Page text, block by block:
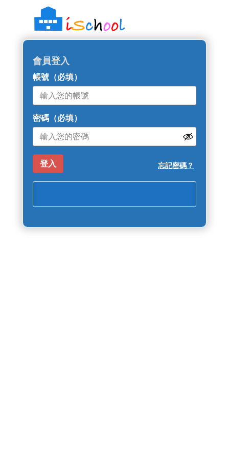
::: 跳過主導覽區塊
會員登入
帳號 （必填）
密碼 （必填）
忘記密碼？